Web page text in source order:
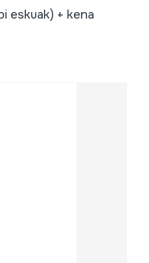
eskuak) + kena